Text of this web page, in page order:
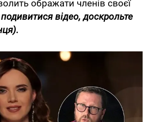
ображати членів своєї
відео, доскрольте